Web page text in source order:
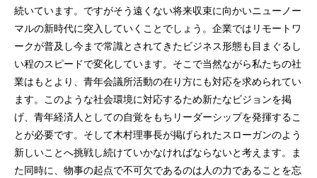
活動スケジュール 役員および
2026年
2026年度 4月例会 開催
2026年
2026年度 3月例会 開
続いています。ですがそう遠くない将来収束に向かいニューノー
マルの新時代に突入していくことでしょう。企業ではリモートワ
ークが普及し今まで常識とされてきたビジネス形態も目まぐるし
い程のスピードで変化しています。そこで当然ながら私たちの社
業はもとより、青年会議所活動の在り方にも対応を求められてい
ます。このような社会環境に対応するため新たなビジョンを掲
げ、青年経済人としての自覚をもちリーダーシップを発揮するこ
とが必要です。そして木村理事長が掲げられたスローガンのよう
新しいことへ挑戦し続けていかなければならないと考えます。ま
た同時に、物事の起点で不可欠であるのは人の力であることを忘